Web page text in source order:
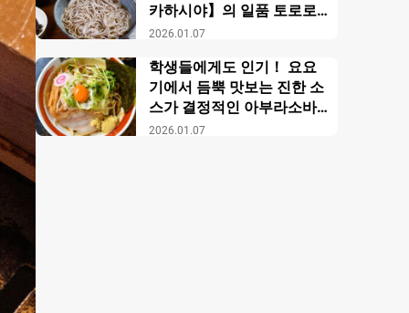
2026.01.07
카하시야】의 일품 토로로
소바
2026.01.07
학생들에게도 인기！ 요요
기에서 듬뿍 맛보는 진한 소
스가 결정적인 아부라소바
【무사시노 아부라 각카